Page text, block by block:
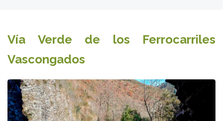
Vía Verde de los Ferrocarriles
Vascongados